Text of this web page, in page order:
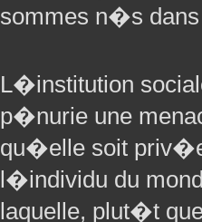
sommes n�s
L�institution
p�nurie une
qu�elle soit
l�individu du
laquelle, plut�t